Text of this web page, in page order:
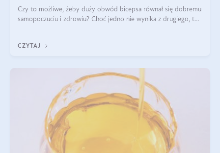
Czy to możliwe, żeby duży obwód bicepsa równał się dobremu
samopoczuciu i zdrowiu? Choć jedno nie wynika z drugiego, to
wyjaśnimy.
CZYTAJ